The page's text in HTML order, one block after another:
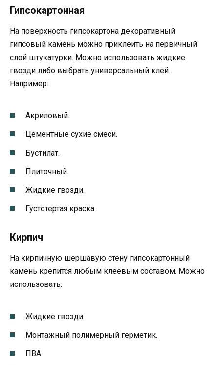
Гипсокартонная
На поверхность гипсокартона декоративный
гипсовый камень можно приклеить на первичный
слой штукатурки. Можно использовать жидкие
гвозди либо выбрать универсальный клей .
Например:
Акриловый.
Цементные сухие смеси.
Бустилат.
Плиточный.
Жидкие гвозди.
Густотертая краска.
Кирпич
На кирпичную шершавую стену гипсокартонный
камень крепится любым клеевым составом. Можно
использовать:
Жидкие гвозди.
Монтажный полимерный герметик.
ПВА.